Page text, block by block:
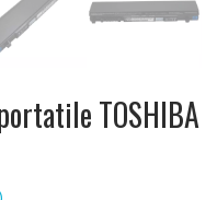
TOSHIBA